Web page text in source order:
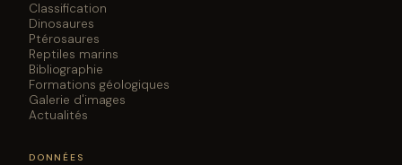
Classification
Dinosaures
Ptérosaures
Reptiles marins
Bibliographie
Formations géologiques
Galerie d'images
Actualités
DONNÉES